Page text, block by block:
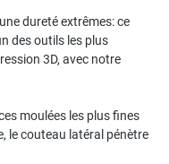
dureté extrêmes: ce
des outils les plus
3D, avec notre
moulées les plus fines
le couteau latéral pénètre